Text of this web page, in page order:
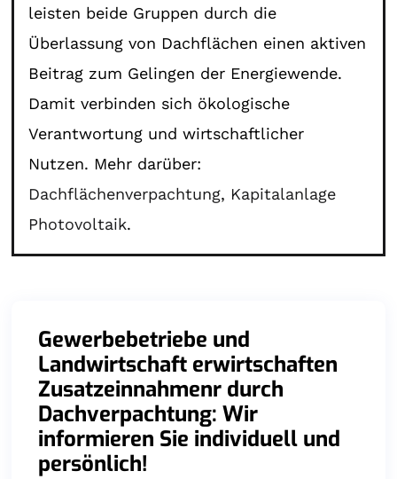
leisten beide Gruppen durch die
Überlassung von Dachflächen einen aktiven
Beitrag zum Gelingen der Energiewende.
Damit verbinden sich ökologische
Verantwortung und wirtschaftlicher
Nutzen. Mehr darüber:
Dachflächenverpachtung, Kapitalanlage
Photovoltaik.
Gewerbebetriebe und
Landwirtschaft erwirtschaften
Zusatzeinnahmenr durch
Dachverpachtung: Wir
informieren Sie individuell und
persönlich!